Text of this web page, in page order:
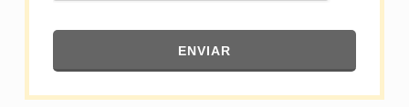
ENVIAR